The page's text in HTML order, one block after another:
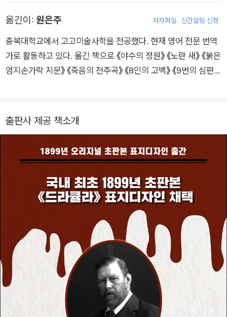
깊은 인상을 남겼고, 그의 문학적 상상력에도 불을 지폈다. 브램
스토커는 더블린 정부의 공무원으로 일하는 한편 바쁜 시간을 쪼
개서 글을 썼고 프리랜서 저널리스트와 연극 평론가로 활동했다.
이때 그가 썼던 연극 평론 하나가 그의 운명을 바꿔 놓는 계기가
토커에게 극장 프로듀서 자리를 제안하자, 그는 추호의 미련도 없
다. 스토커는 극장을 경영하면서 본격적으로 소설을 집필하기 시
고갯길(The Snake’s Pass)≫이나 ≪샤스타의 어깨(The Sho
ulder of Shasta)≫ 등의 소설을 발표했다. 이 작품들은 독자들
의 별다른 관심을 끌지는 못했지만, 그는 실망하지 않고 더욱 창
작에 박차를 가했다. ≪드라큘라≫는 그가 영국 국립도서관 등을
방문하면서 수많은 자료를 섭렵하고 6년 이상의 오랜 기간 공을
들여 완성한 작품이었다. 출간과 동시에 성공을 거두지는 못했지
만, 오늘날 그가 쓴 많은 작품 가운데 ≪드라큘라≫만이 유일하게
계속해서 독자에게 읽히는 작품으로 남아 있다. ≪드라큘라≫의
출간 이후로 어빙과 스토커에게 여러 악재가 뒤따랐다. 1898년
옮긴이: 원은주 저자파일 신간알림 신청
충북대학교에서 고고미술사학을 전공했다. 현재 영어 전문 번역
가로 활동하고 있다. 옮긴 책으로 《야수의 정원》 《노란 새》 《붉은
엄지손가락 지문》 《죽음의 전주곡》 《8인의 고백》 《9번의 심판》
이》 등이 있다.
출판사 제공 책소개